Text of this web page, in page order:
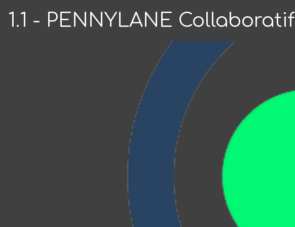
1.1 - PENNYLANE Collaboratif